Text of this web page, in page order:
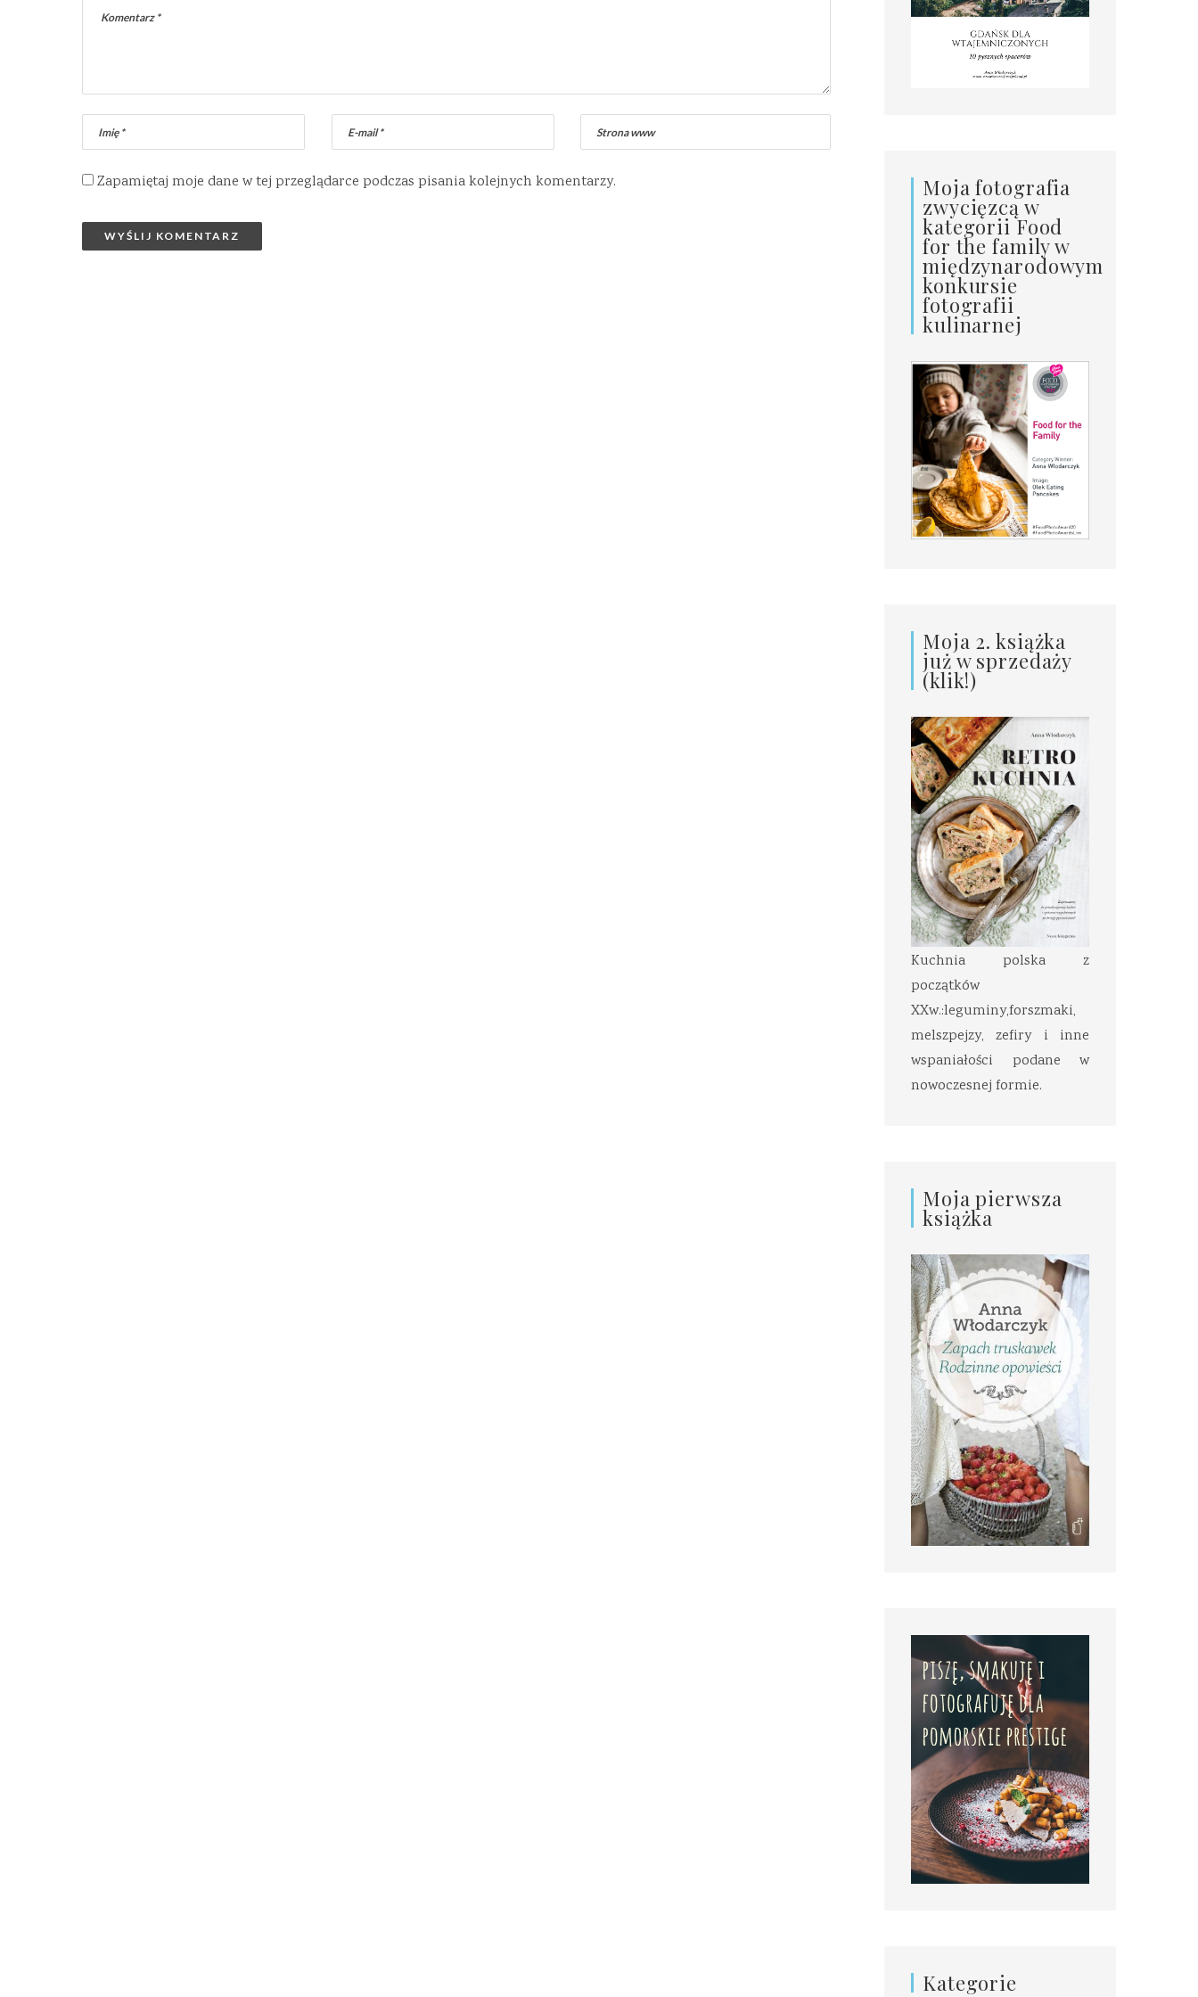
Zapamiętaj moje dane w tej przeglądarce podczas pisania kolejnych komentarzy. Moja fotografia
zwycięzcą w
kategorii Food
for the family w
międzynarodowym
konkursie
fotografii
kulinarnej
Moja 2. książka
już w sprzedaży
(klik!)
Kuchnia polska z
początków
XXw.:leguminy,forszmaki,
melszpejzy, zefiry i inne
wspaniałości podane w
nowoczesnej formie.
Moja pierwsza
książka
Kategorie